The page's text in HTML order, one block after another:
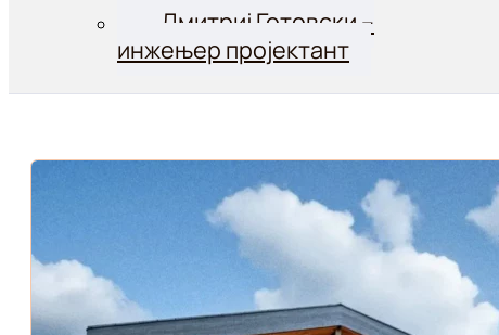
Дмитриј Готовски –
инжењер пројектант